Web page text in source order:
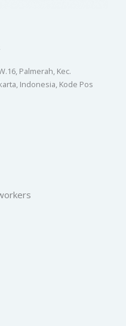
Palmerah, Kec.
Indonesia, Kode Pos